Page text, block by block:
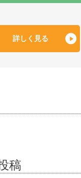
詳しく見る
稿